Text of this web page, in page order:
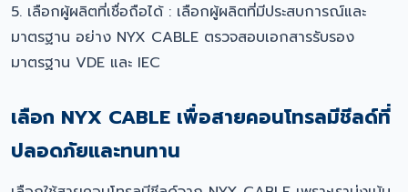
5. เลือกผู้ผลิตที่เชื่อถือได้ : เลือกผู้ผลิตที่มีประสบการณ์และ
มาตรฐาน อย่าง NYX CABLE ตรวจสอบเอกสารรับรอง
มาตรฐาน VDE และ IEC
เลือก NYX CABLE เพื่อสายคอนโทรลมีชีลด์ที่
ปลอดภัยและทนทาน